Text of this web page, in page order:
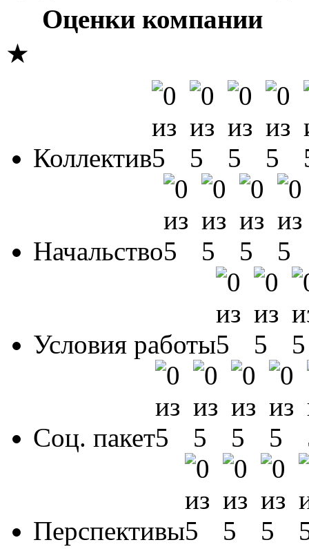
Оценки компании
★
Коллектив
Начальство
Условия работы
Соц. пакет
Перспективы